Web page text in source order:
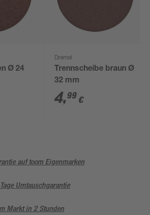
Ø 24
Dremel
Trennscheibe braun Ø
32 mm
4,99 €
auf toom Eigenmarken
Umtauschgarantie
Markt in 2 Stunden